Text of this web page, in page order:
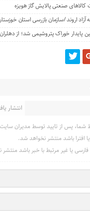
صنعتی پالایش گاز هویزه
اروند /سازمان بازرسی استان
پایدار خوراک پتروشیمی شد؛ از دهلران
انتشار
شما، پس از تایید توسط مدیران
افترا باشد منتشر نخواهد شد.
فارسی یا غیر مرتبط با خبر باشد